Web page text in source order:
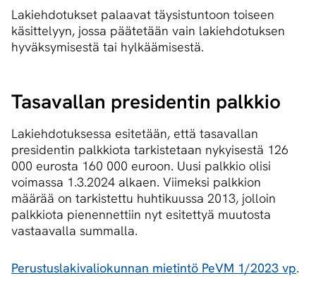
Lakiehdotukset palaavat täysistuntoon toiseen
käsittelyyn, jossa päätetään vain lakiehdotuksen
hyväksymisestä tai hylkäämisestä.
Tasavallan presidentin palkkio
Lakiehdotuksessa esitetään, että tasavallan
presidentin palkkiota tarkistetaan nykyisestä 126
000 eurosta 160 000 euroon. Uusi palkkio olisi
voimassa 1.3.2024 alkaen. Viimeksi palkkion
määrää on tarkistettu huhtikuussa 2013, jolloin
palkkiota pienennettiin nyt esitettyä muutosta
vastaavalla summalla.
Perustuslakivaliokunnan mietintö PeVM 1/2023 vp​.